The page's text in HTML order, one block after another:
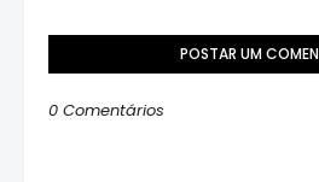
POSTAR UM
0 Comentários